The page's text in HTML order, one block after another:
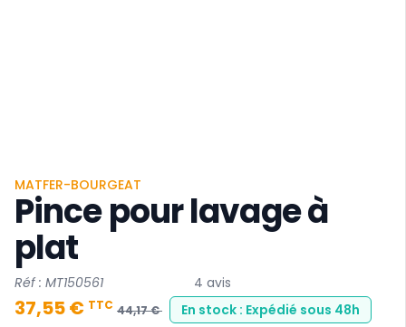
MATFER-BOURGEAT
Pince pour lavage à
plat
Réf : MT150561 4 avis
37,55 € TTC 44,17 € En stock : Expédié sous 48h